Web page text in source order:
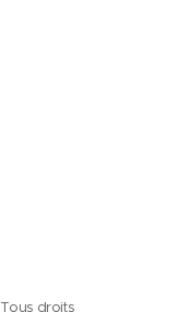
Tous droits